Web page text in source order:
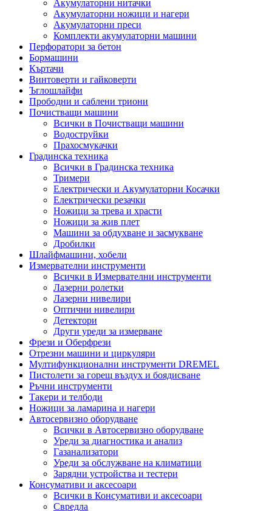
Акумулаторни нитачки
Акумулаторни ножици и нагери
Акумулаторни преси
Комплекти акумулаторни машини
Перфоратори за бетон
Бормашини
Къртачи
Винтоверти и гайковерти
Ъглошлайфи
Прободни и саблени триони
Почистващи машини
Всички в Почистващи машини
Водоструйки
Прахосмукачки
Градинска техника
Всички в Градинска техника
Тримери
Електрически и Акумулаторни Косачки
Електрически резачки
Ножици за трева и храсти
Ножици за жив плет
Машини за обдухване и засмукване
Дробилки
Шлайфмашини, хобели
Измервателни инструменти
Всички в Измервателни инструменти
Лазерни ролетки
Лазерни нивелири
Оптични нивелири
Детектори
Други уреди за измерване
Фрези и Оберфрези
Отрезни машини и циркуляри
Мултифункционални инструменти DREMEL
Пистолети за горещ въздух и боядисване
Ръчни инструменти
Такери и телбоди
Ножици за ламарина и нагери
Автосервизно оборудване
Всички в Автосервизно оборудване
Уреди за диагностика и анализ
Газанализатори
Уреди за обслужване на климатици
Зарядни устройства и тестери
Консумативи и аксесоари
Всички в Консумативи и аксесоари
Свредла